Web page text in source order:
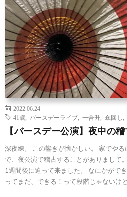
2022.06.24
41歳
バースデーライブ 一合升 傘回し
【バースデー公演】夜中の稽
深夜練。 この響きが懐かしい。 家でや
で、夜公演で稽古することがありまして
1週間後に迫って来ました。 なにかがで
ってまだ、できる！って段階じゃないけ